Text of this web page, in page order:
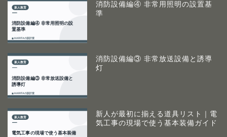
消防設備編④ 非常用照明の設置基
準
消防設備編③ 非常放送設備と誘導
灯
新人が最初に揃える道具リスト｜電
気工事の現場で使う基本装備ガイド